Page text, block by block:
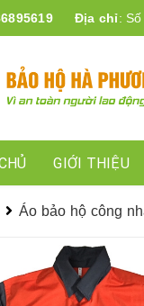
Địa chỉ:
GIỚI THIỆU
Áo bảo hộ công